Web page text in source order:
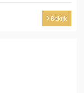
Bekijk